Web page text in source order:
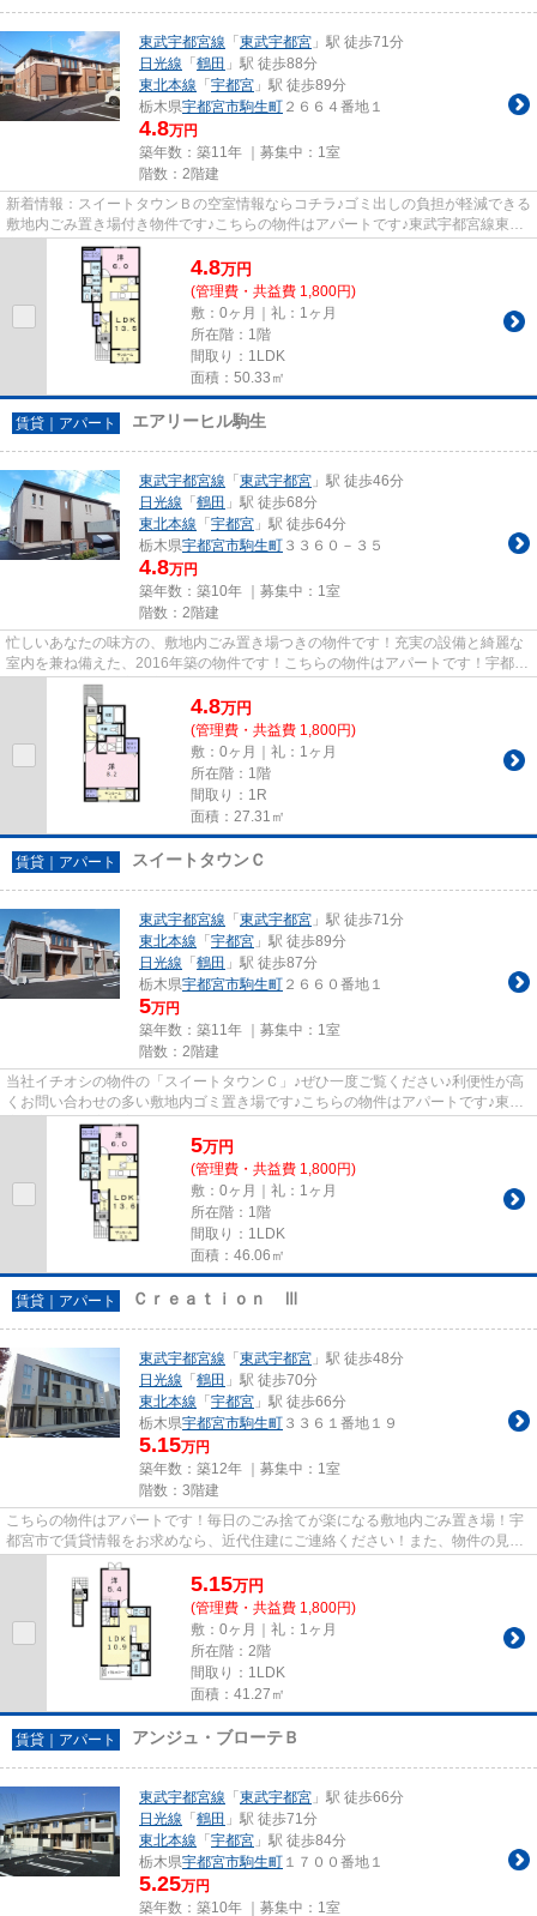
東武宇都宮線 「 東武宇都宮 」駅 徒歩71分
日光線 「 鶴田 」駅 徒歩88分
東北本線 「 宇都宮 」駅 徒歩89分
栃木県宇都宮市駒生町 ２６６４番地１
4.8万円
築年数：築11年 ｜募集中： 1室
階数：2階建
新着情報：スイートタウンＢの空室情報ならコチラ♪ゴミ出しの負担が軽減できる
敷地内ごみ置き場付き物件です♪こちらの物件はアパートです♪東武宇都宮線東武
宇都宮周辺の事なら、info@k...
4.8万円
(管理費・共益費 1,800円)
敷：0ヶ月｜礼：1ヶ月
所在階：1階
間取り：1LDK
面積：50.33㎡
賃貸｜アパート エアリーヒル駒生
東武宇都宮線 「 東武宇都宮 」駅 徒歩46分
日光線 「 鶴田 」駅 徒歩68分
東北本線 「 宇都宮 」駅 徒歩64分
栃木県宇都宮市駒生町 ３３６０－３５
4.8万円
築年数：築10年 ｜募集中： 1室
階数：2階建
忙しいあなたの味方の、敷地内ごみ置き場つきの物件です！充実の設備と綺麗な
室内を兼ね備えた、2016年築の物件です！こちらの物件はアパートです！宇都宮
市で探すなら東武宇都宮線東...
4.8万円
(管理費・共益費 1,800円)
敷：0ヶ月｜礼：1ヶ月
所在階：1階
間取り：1R
面積：27.31㎡
賃貸｜アパート スイートタウンＣ
東武宇都宮線 「 東武宇都宮 」駅 徒歩71分
東北本線 「 宇都宮 」駅 徒歩89分
日光線 「 鶴田 」駅 徒歩87分
栃木県宇都宮市駒生町 ２６６０番地１
5万円
築年数：築11年 ｜募集中： 1室
階数：2階建
当社イチオシの物件の「スイートタウンＣ」♪ぜひ一度ご覧ください♪利便性が高
くお問い合わせの多い敷地内ゴミ置き場です♪こちらの物件はアパートです♪東武
宇都宮線東武宇都宮近くで物...
5万円
(管理費・共益費 1,800円)
敷：0ヶ月｜礼：1ヶ月
所在階：1階
間取り：1LDK
面積：46.06㎡
賃貸｜アパート Ｃｒｅａｔｉｏｎ Ⅲ
東武宇都宮線 「 東武宇都宮 」駅 徒歩48分
日光線 「 鶴田 」駅 徒歩70分
東北本線 「 宇都宮 」駅 徒歩66分
栃木県宇都宮市駒生町 ３３６１番地１９
5.15万円
築年数：築12年 ｜募集中： 1室
階数：3階建
こちらの物件はアパートです！毎日のごみ捨てが楽になる敷地内ごみ置き場！宇
都宮市で賃貸情報をお求めなら、近代住建にご連絡ください！また、物件の見学
なら、info@kindaij.jpにご連...
5.15万円
(管理費・共益費 1,800円)
敷：0ヶ月｜礼：1ヶ月
所在階：2階
間取り：1LDK
面積：41.27㎡
賃貸｜アパート アンジュ・ブローテＢ
東武宇都宮線 「 東武宇都宮 」駅 徒歩66分
日光線 「 鶴田 」駅 徒歩71分
東北本線 「 宇都宮 」駅 徒歩84分
栃木県宇都宮市駒生町 １７００番地１
5.25万円
築年数：築10年 ｜募集中： 1室